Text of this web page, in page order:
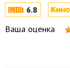
6.8
Ваша оценка